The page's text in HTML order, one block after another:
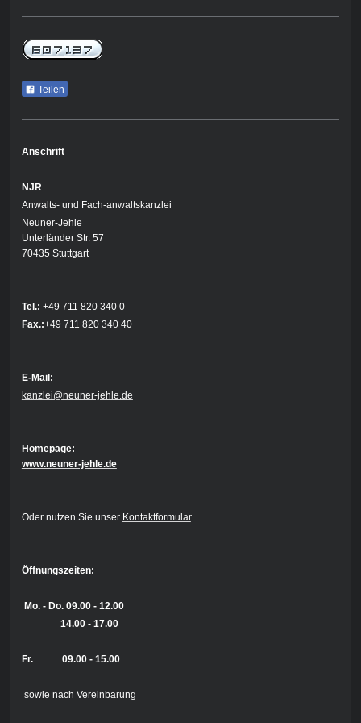
Teilen
Anschrift
NJR
Anwalts- und Fach-anwaltskanzlei
Neuner-Jehle
Unterländer Str. 57
70435 Stuttgart
Tel.: +49 711 820 340 0
Fax.:+49 711 820 340 40
E-Mail:
kanzlei@neuner-jehle.de
Homepage:
www.neuner-jehle.de
Oder nutzen Sie unser Kontaktformular.
Öffnungszeiten:
Mo. - Do. 09.00 - 12.00
14.00 - 17.00
Fr. 09.00 - 15.00
sowie nach Vereinbarung